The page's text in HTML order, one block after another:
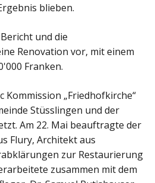
blieben.
und die
Renovation vor, mit einem
Franken.
Kommission „Friedhofkirche“
Stüsslingen und der
Am 22. Mai beauftragte der
Flury, Architekt aus
zur Restaurierung
zusammen mit dem